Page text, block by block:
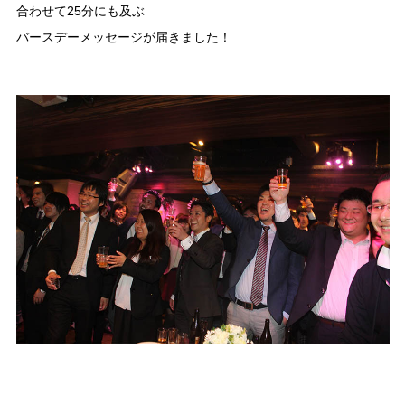
合わせて25分にも及ぶ
バースデーメッセージが届きました！